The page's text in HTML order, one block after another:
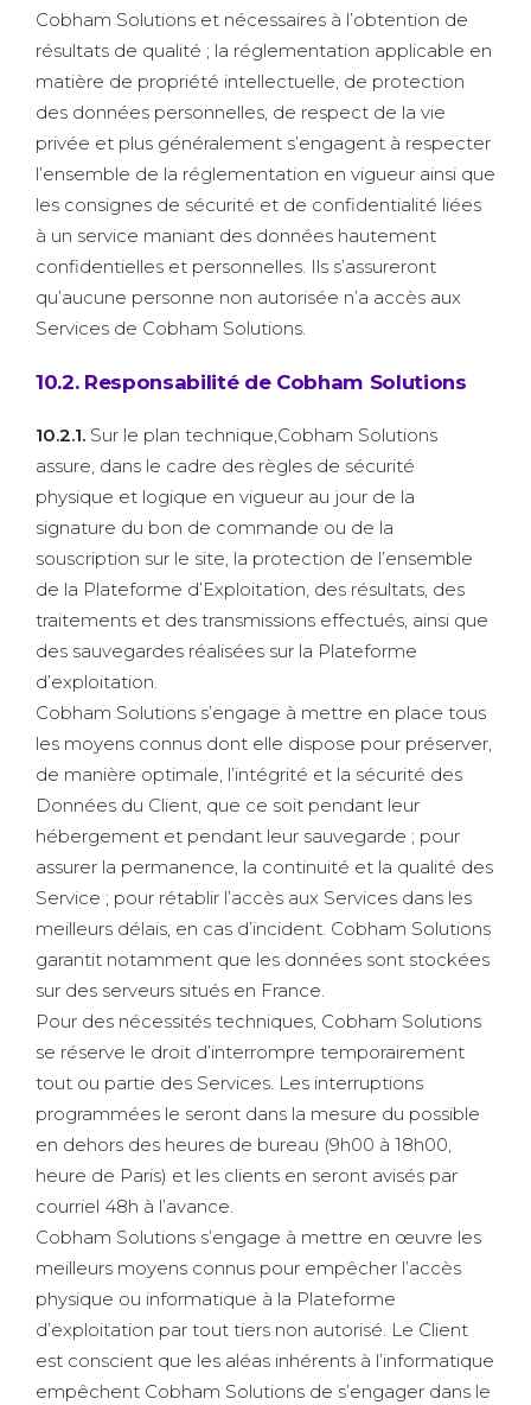
Cobham Solutions et nécessaires à l’obtention de
résultats de qualité ; la réglementation applicable en
matière de propriété intellectuelle, de protection
des données personnelles, de respect de la vie
privée et plus généralement s’engagent à respecter
l’ensemble de la réglementation en vigueur ainsi que
les consignes de sécurité et de confidentialité liées
à un service maniant des données hautement
confidentielles et personnelles. Ils s’assureront
qu’aucune personne non autorisée n’a accès aux
Services de Cobham Solutions.
10.2. Responsabilité de Cobham Solutions
10.2.1. Sur le plan technique,Cobham Solutions
assure, dans le cadre des règles de sécurité
physique et logique en vigueur au jour de la
signature du bon de commande ou de la
souscription sur le site, la protection de l’ensemble
de la Plateforme d’Exploitation, des résultats, des
traitements et des transmissions effectués, ainsi que
des sauvegardes réalisées sur la Plateforme
d’exploitation.
Cobham Solutions s’engage à mettre en place tous
les moyens connus dont elle dispose pour préserver,
de manière optimale, l’intégrité et la sécurité des
Données du Client, que ce soit pendant leur
hébergement et pendant leur sauvegarde ; pour
assurer la permanence, la continuité et la qualité des
Service ; pour rétablir l’accès aux Services dans les
meilleurs délais, en cas d’incident. Cobham Solutions
garantit notamment que les données sont stockées
sur des serveurs situés en France.
Pour des nécessités techniques, Cobham Solutions
se réserve le droit d’interrompre temporairement
tout ou partie des Services. Les interruptions
programmées le seront dans la mesure du possible
en dehors des heures de bureau (9h00 à 18h00,
heure de Paris) et les clients en seront avisés par
courriel 48h à l’avance.
Cobham Solutions s’engage à mettre en œuvre les
meilleurs moyens connus pour empêcher l’accès
physique ou informatique à la Plateforme
d’exploitation par tout tiers non autorisé. Le Client
est conscient que les aléas inhérents à l’informatique
empêchent Cobham Solutions de s’engager dans le